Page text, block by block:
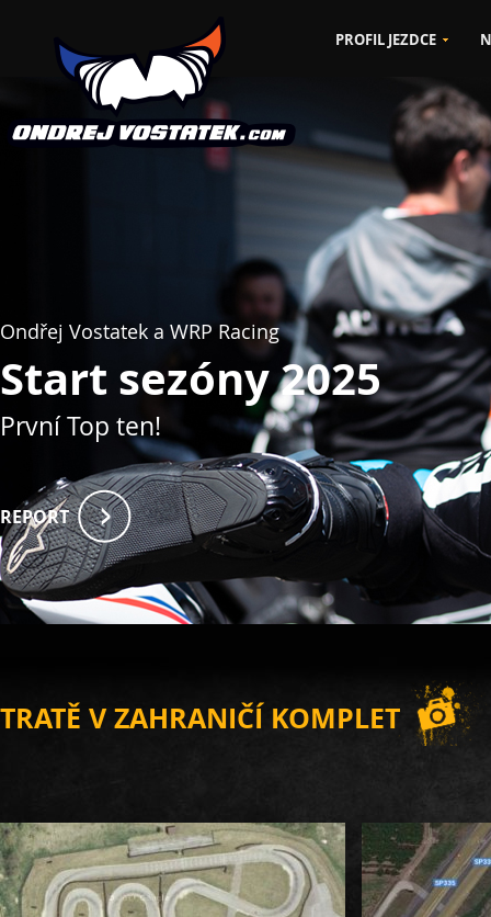
TRATĚ V ZAHRANIČÍ KOMPLET
PROFIL JEZDCE
Ondřej Vostatek a WRP Racing
Start sezóny 2025
První Top ten!
REPORT